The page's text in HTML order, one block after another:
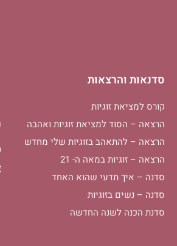
סדנאות והרצאות
קורס למציאת זוגיות
הרצאה – הסוד למציאת זוגיות ואהבה
הרצאה – להתאהב בזוגיות שלי מחדש
הרצאה – זוגיות במאה ה- 21
סדנה – איך תדעי שהוא האחד
סדנה – נשים בזוגיות
סדנת הכנה לשנה החדשה